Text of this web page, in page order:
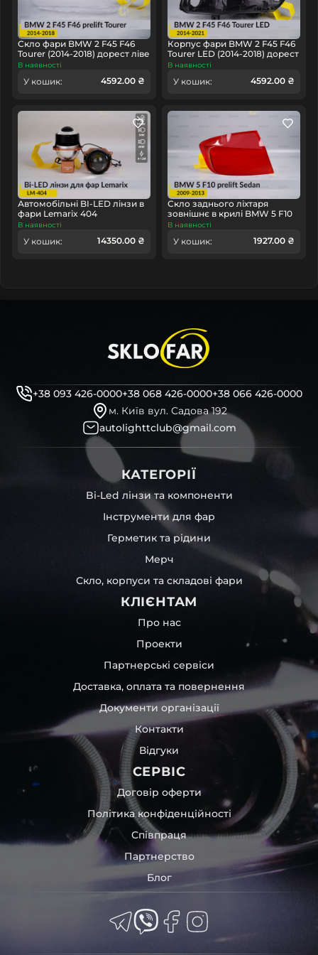
некоректної роботи, радимо купить світловод (кільце
світловода фари) замість нової оптики в зборі, це
заощадить ваш час та гроші!
Скло фари BMW 2 F45 F46
Tourer (2014-2018) дорест ліве
В наявності
У кошик: 4592.00 ₴
Корпус фари BMW 2 F45 F46
Tourer LED (2014-2018) дорест
лівий
В наявності
У кошик: 4592.00 ₴
Автомобільні BI-LED лінзи в
фари Lemarix 404
В наявності
У кошик: 14350.00 ₴
Скло заднього ліхтаря
зовнішнє в крилі BMW 5 F10
Sedan (2009-2013) дорест ліве
В наявності
У кошик: 1927.00 ₴
+38 093 426-0000+38 068 426-0000+38 066 426-0000
м. Київ вул. Садова 192
autolighttclub@gmail.com
КАТЕГОРІЇ
Bi-Led лінзи та компоненти
Інструменти для фар
Герметик та рідини
Мерч
Скло, корпуси та складові фари
КЛІЄНТАМ
Про нас
Проекти
Партнерські сервіси
Доставка, оплата та повернення
Документи організації
Контакти
Відгуки
СЕРВІС
Договір оферти
Політика конфіденційності
Співпраця
Партнерство
Блог